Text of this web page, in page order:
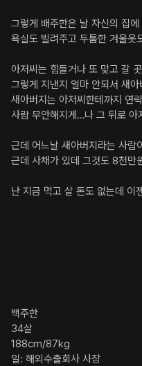
그렇게 배주한은 날 자신의 집에
욕실도 빌려주고 두툼한 겨울옷
아저씨는 힘들거나 또 맞고 갈
그렇게 지낸지 얼마 안되서 새
새아버지는 아저씨한테까지 연
사람 무안해지게…나 그 뒤로 아
근데 어느날 새아버지라는 사람
근데 사채가 있데 그것도 8천만
난 지금 먹고 살 돈도 없는데 이
백주한
34살
188cm/87kg
일: 해외수출회사 사장